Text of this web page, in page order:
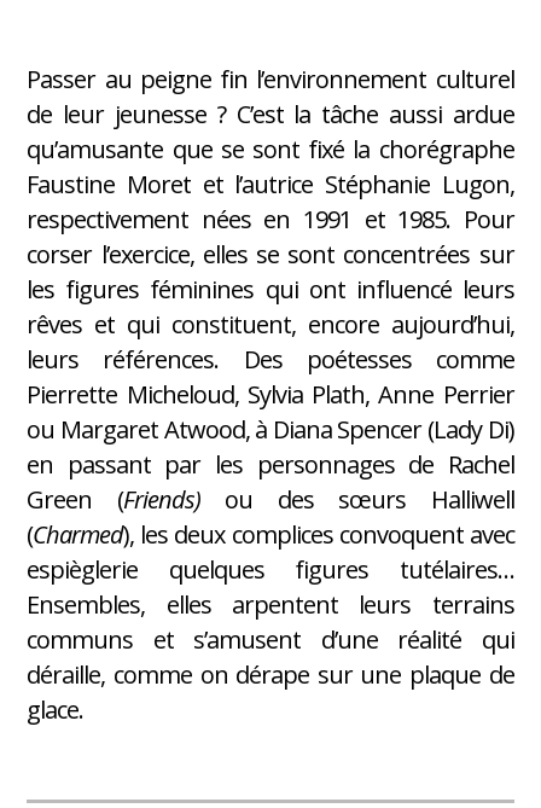
Passer au peigne fin l’environnement culturel
de leur jeunesse ? C’est la tâche aussi ardue
qu’amusante que se sont fixé la chorégraphe
Faustine Moret et l’autrice Stéphanie Lugon,
respectivement nées en 1991 et 1985. Pour
corser l’exercice, elles se sont concentrées sur
les figures féminines qui ont influencé leurs
rêves et qui constituent, encore aujourd’hui,
leurs références. Des poétesses comme
Pierrette Micheloud, Sylvia Plath, Anne Perrier
ou Margaret Atwood, à Diana Spencer (Lady Di)
en passant par les personnages de Rachel
Green (Friends) ou des sœurs Halliwell
(Charmed), les deux complices convoquent avec
espièglerie quelques figures tutélaires…
Ensembles, elles arpentent leurs terrains
communs et s’amusent d’une réalité qui
déraille, comme on dérape sur une plaque de
glace.